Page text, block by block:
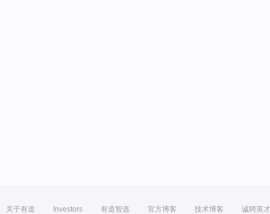
关于有道 Investors 有道智选 官方博客 技术博客 诚聘英才